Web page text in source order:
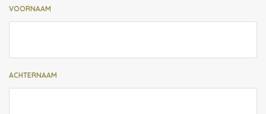
VOORNAAM
ACHTERNAAM